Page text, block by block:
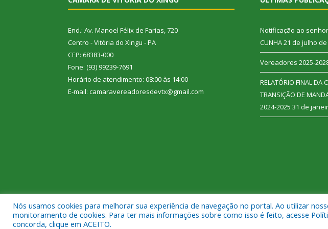
End.: Av. Manoel Félix de Farias, 720
Centro - Vitória do Xingu - PA
CEP: 68383-000
Fone: (93) 99239-7691
Horário de atendimento: 08:00 às 14:00
E-mail: camaravereadoresdevtx@gmail.com
Notificação ao senhor
CUNHA21 de julho de
Vereadores 2025-
RELATÓRIO FINAL DA
TRANSIÇÃO DE
2024-2025 31 de
Todos os direitos reservados a Câmara Municipal de Vitória do Xingu.
Nós usamos cookies para melhorar sua experiência de navegação no portal. Ao utilizar
monitoramento de cookies. Para ter mais informações sobre como isso é feito, acesse
concorda, clique em ACEITO.